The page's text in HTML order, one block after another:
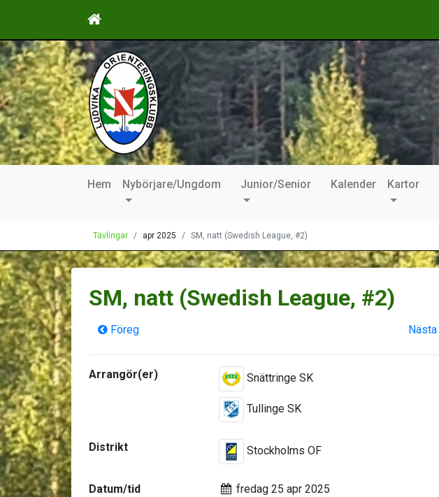
Hem Nybörjare/Ungdom Junior/Senior Kalender Kartor
Tävlingar apr 2025 SM, natt (Swedish League, #2)
SM, natt (Swedish League, #2)
Föreg Nästa
Arrangör(er) Snättringe SK
Tullinge SK
Distrikt Stockholms OF
Datum/tid fredag 25 apr 2025